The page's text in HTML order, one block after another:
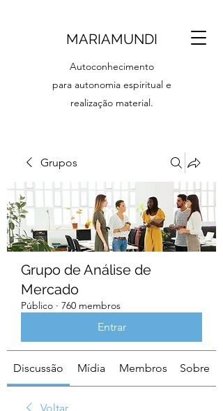
MARIAMUNDI
Autoconhecimento
para autonomia espiritual e
realização material.
Grupos
Grupo de Análise de
Mercado
Público · 760 membros
Entrar
Discussão Mídia Membros Sobre
Voltar